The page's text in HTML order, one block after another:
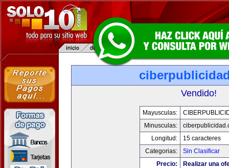
Vendido!
Mayusculas:
Minusculas:
Longitud:
15 caracteres
Categorias:
Sin Clasificar
Precio:
Realizar una